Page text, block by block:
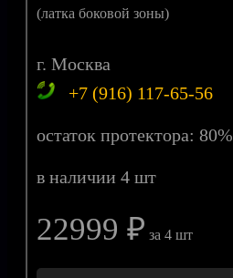
(латка боковой зоны)
г. Москва
+7 (916) 117-65-56
остаток протектора: 80%
в наличии 4 шт
22999 ₽ за 4 шт